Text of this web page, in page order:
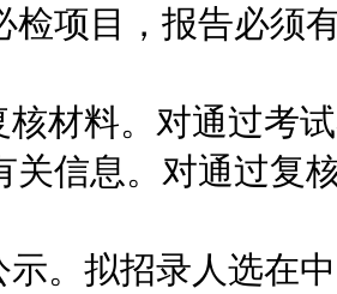
检项目，报告必须
料。对通过考试
关信息。对通过复
拟招录人选在中